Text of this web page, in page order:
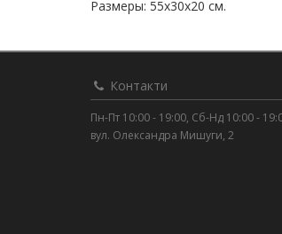
Размеры: 55х30х20 см.
Контакти
Пн-Пт 10:00 - 19:00, Сб-Нд 10:00 -
вул. Олександра Мишуги, 2